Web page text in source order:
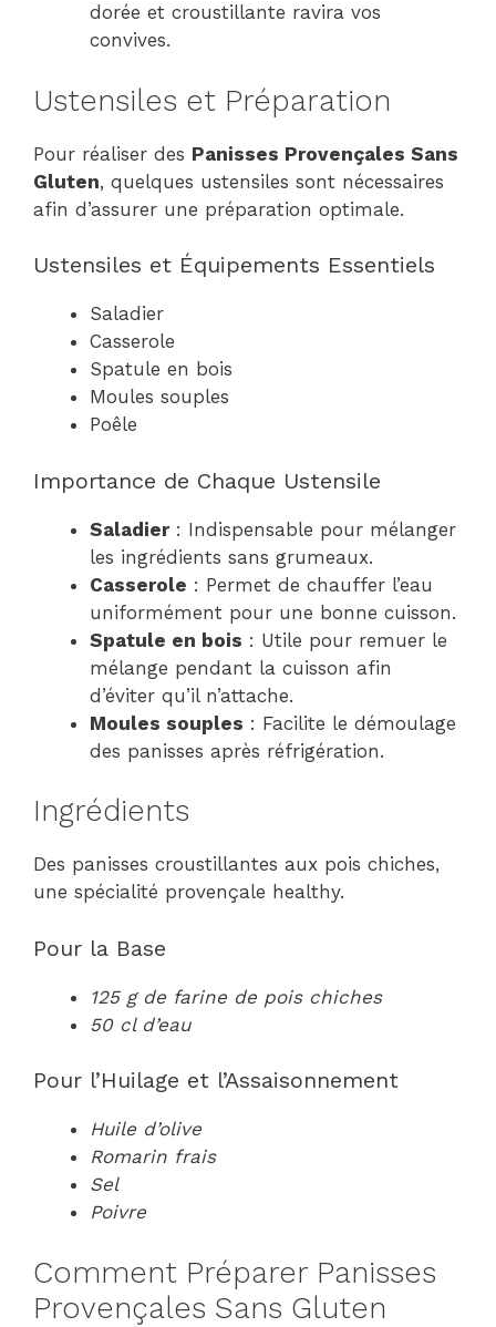
dorée et croustillante ravira vos
convives.
Ustensiles et Préparation
Pour réaliser des Panisses Provençales Sans
Gluten, quelques ustensiles sont nécessaires
afin d’assurer une préparation optimale.
Ustensiles et Équipements Essentiels
Saladier
Casserole
Spatule en bois
Moules souples
Poêle
Importance de Chaque Ustensile
Saladier: Indispensable pour mélanger
les ingrédients sans grumeaux.
Casserole : Permet de chauffer l’eau
uniformément pour une bonne cuisson.
Spatule en bois : Utile pour remuer le
mélange pendant la cuisson afin
d’éviter qu’il n’attache.
Moules souples : Facilite le démoulage
des panisses après réfrigération.
Ingrédients
Des panisses croustillantes aux pois chiches,
une spécialité provençale healthy.
Pour la Base
125 g de farine de pois chiches
50 cl d’eau
Pour l’Huilage et l’Assaisonnement
Huile d’olive
Romarin frais
Sel
Poivre
Comment Préparer Panisses
Provençales Sans Gluten